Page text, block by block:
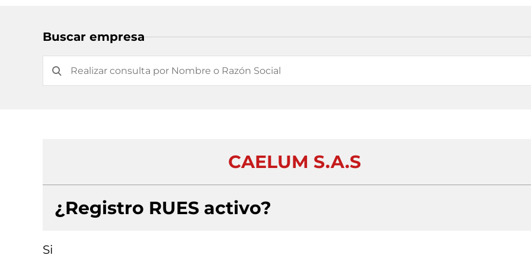
Buscar empresa
CAELUM S.A.S
¿Registro RUES activo?
Si